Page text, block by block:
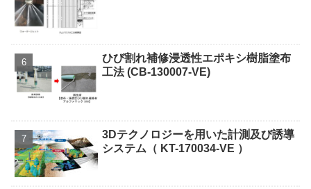
ひび割れ補修浸透性エポキシ樹脂塗布
工法 (CB-130007-VE)
3Dテクノロジーを用いた計測及び誘導
システム（ KT-170034-VE ）